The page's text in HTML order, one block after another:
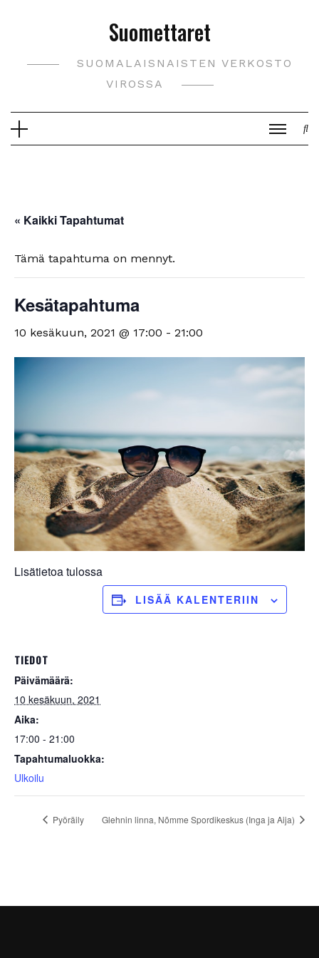
Suomettaret
SUOMALAISNAISTEN VERKOSTO
VIROSSA
« Kaikki Tapahtumat
Tämä tapahtuma on mennyt.
Kesätapahtuma
10 kesäkuun, 2021 @ 17:00 - 21:00
Lisätietoa tulossa
LISÄÄ KALENTERIIN
TIEDOT
Päivämäärä:
10 kesäkuun, 2021
Aika:
17:00 - 21:00
Tapahtumaluokka:
Ulkoilu
Pyöräily Glehnin linna, Nõmme Spordikeskus (Inga ja Aija)